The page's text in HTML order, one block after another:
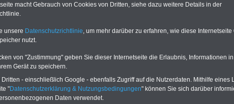
und Zinsabschlagsteuer - Steuer-ABC
inkl. Versand & MwSt.
seit 1997 - also seit mehr als 25 Jahren - die Beschäftigten
des öffentlichen Dienstes zu wichtigen Themen rund um
Einkommen und Arbeitsbedingungen, u.a. auch
Jahr 2025 neu aufgelegte eBook zum
Nebentätigkeitsrecht. Insgesamt sind auf dem USB-Stick
(32 GB)
acht Bücher aufgespielt, davon 3
macht Gebrauch von Cookies von Dritten, siehe dazu weitere Details in der
unsere Datenschutzrichtlinie, um mehr darüber zu erfahren, wie diese Internetseite
nutzt.
von "Zustimmung" geben Sie dieser Internetseite die Erlaubnis, Informationen
Gerät zu speichern.
- einschließlich Google - ebenfalls Zugriff auf die Nutzerdaten. Mithilfe eines
"Datenschutzerklärung & Nutzungsbedingungen" können Sie sich darüber
Daten verwendet.